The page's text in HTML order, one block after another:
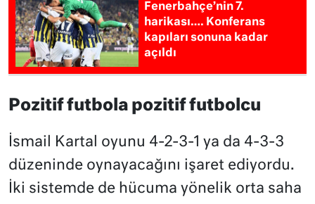
Fenerbahçe’nin 7.
harikası…. Konferans
kapıları sonuna kadar
açıldı
Pozitif futbola pozitif futbolcu
İsmail Kartal oyunu 4-2-3-1 ya da 4-3-3
düzeninde oynayacağını işaret ediyordu.
İki sistemde de hücuma yönelik orta saha